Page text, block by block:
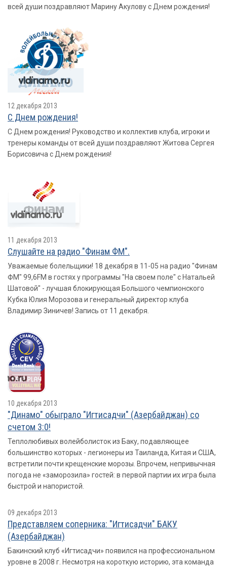
всей души поздравляют Марину Акулову с Днем рождения!
12 декабря 2013
С Днем рождения!
С Днем рождения! Руководство и коллектив клуба, игроки и
тренеры команды от всей души поздравляют Житова Сергея
Борисовича с Днем рождения!
11 декабря 2013
Слушайте на радио "Финам ФМ".
Уважаемые болельщики! 18 декабря в 11-05 на радио "Финам
ФМ" 99,6FM в гостях у программы "На своем поле" с Натальей
Шатовой" - лучшая блокирующая Большого чемпионского
Кубка Юлия Морозова и генеральный директор клуба
Владимир Зиничев! Запись от 11 декабря.
10 декабря 2013
"Динамо" обыграло "Игтисадчи" (Азербайджан) со
счетом 3:0!
Теплолюбивых волейболисток из Баку, подавляющее
большинство которых - легионеры из Таиланда, Китая и США,
встретили почти крещенские морозы. Впрочем, непривычная
погода не «заморозила» гостей: в первой партии их игра была
быстрой и напористой.
09 декабря 2013
Представляем соперника: "Игтисадчи" БАКУ
(Азербайджан)
Бакинский клуб «Игтисадчи» появился на профессиональном
уровне в 2008 г. Несмотря на короткую историю, эта команда